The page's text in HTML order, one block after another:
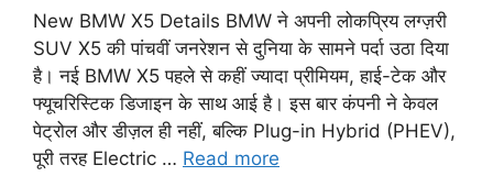
New BMW X5 Details BMW ने अपनी लोकप्रिय लग्ज़री
SUV X5 की पांचवीं जनरेशन से दुनिया के सामने पर्दा उठा दिया
है। नई BMW X5 पहले से कहीं ज्यादा प्रीमियम, हाई-टेक और
फ्यूचरिस्टिक डिजाइन के साथ आई है। इस बार कंपनी ने केवल
पेट्रोल और डीज़ल ही नहीं, बल्कि Plug-in Hybrid (PHEV),
पूरी तरह Electric … Read more